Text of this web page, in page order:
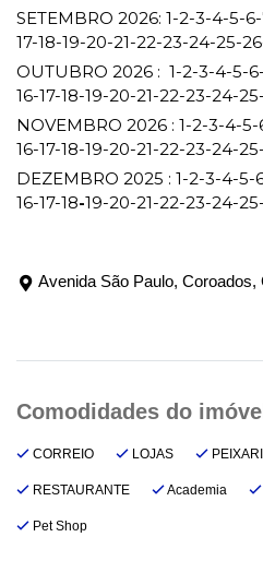
SETEMBRO 2026: 1-2-3-4-5-6-
17-18-19-20-21-22-23-24-25-
OUTUBRO 2026 : 1-2-3-4-5-6-
16-17-18-19-20-21-22-23-24-
NOVEMBRO 2026 : 1-2-3-4-5-
16-17-18-19-20-21-22-23-24-
DEZEMBRO 2025 : 1-2-3-4-5-
16-17-18-19-20-21-22-23-24-
Avenida São Paulo, Coroados,
CORREIO LOJAS
RESTAURANTE Academia
Pet Shop